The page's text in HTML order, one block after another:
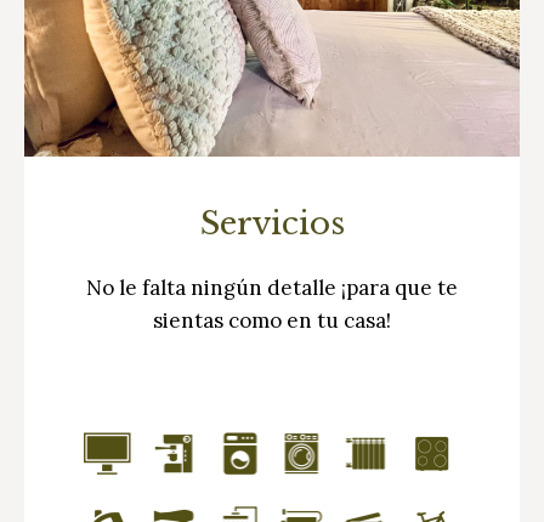
Servicios
No le falta ningún detalle ¡para que te
sientas como en tu casa!